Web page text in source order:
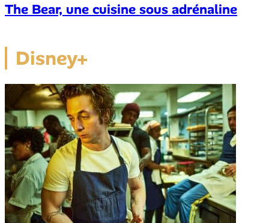
The Bear, une cuisine sous adrénaline
Disney+